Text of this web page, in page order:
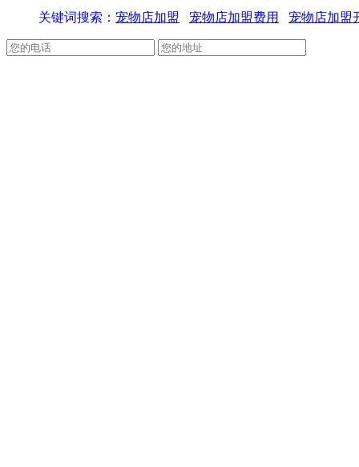
关键词搜索： 宠物店加盟 宠物店加盟费用 宠物店加盟